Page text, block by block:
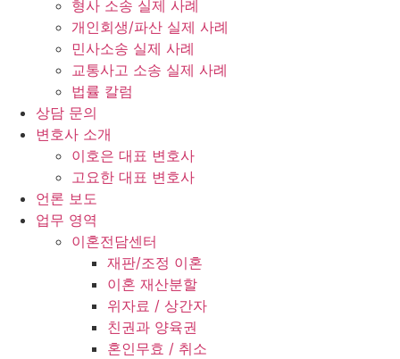
형사 소송 실제 사례
개인회생/파산 실제 사례
민사소송 실제 사례
교통사고 소송 실제 사례
법률 칼럼
상담 문의
변호사 소개
이호은 대표 변호사
고요한 대표 변호사
언론 보도
업무 영역
이혼전담센터
재판/조정 이혼
이혼 재산분할
위자료 / 상간자
친권과 양육권
혼인무효 / 취소